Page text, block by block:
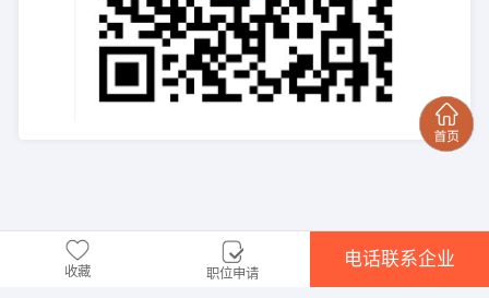
收藏 职位申请
电话联系企业